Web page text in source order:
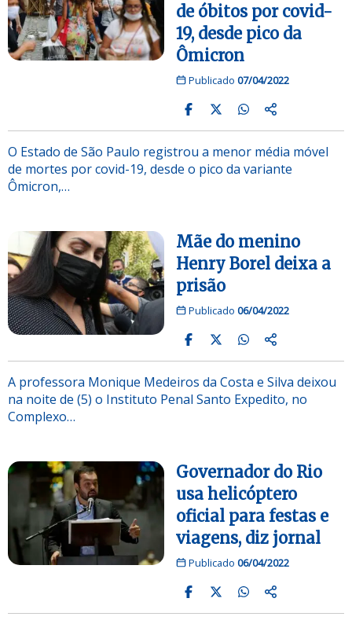
de óbitos por covid-
19, desde pico da
Ômicron
Publicado 07/04/2022
O Estado de São Paulo registrou a menor média móvel
de mortes por covid-19, desde o pico da variante
Ômicron,…
Mãe do menino
Henry Borel deixa a
prisão
Publicado 06/04/2022
A professora Monique Medeiros da Costa e Silva deixou
na noite de (5) o Instituto Penal Santo Expedito, no
Complexo…
Governador do Rio
usa helicóptero
oficial para festas e
viagens, diz jornal
Publicado 06/04/2022